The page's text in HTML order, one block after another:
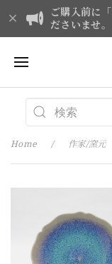
ご購入前に
ださいませ。
Home 作家/窯